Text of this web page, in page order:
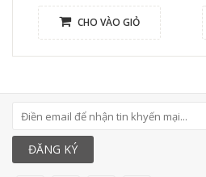
CHO VÀO GIỎ
ĐĂNG KÝ